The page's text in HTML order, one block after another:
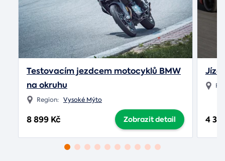
Testovacím jezdcem motocyklů BMW
na okruhu
Region: Vysoké Mýto
8 899 Kč Zobrazit detail 4